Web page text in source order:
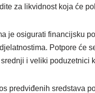
za likvidnost koja će
je osigurati financijsku
Potpore će
i veliki poduzetnici
predviđenih sredstava